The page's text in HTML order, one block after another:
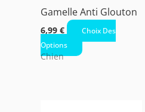
Gamelle Anti Glouton
6,99 €
Choix Des
Options
être
choisies
Chien